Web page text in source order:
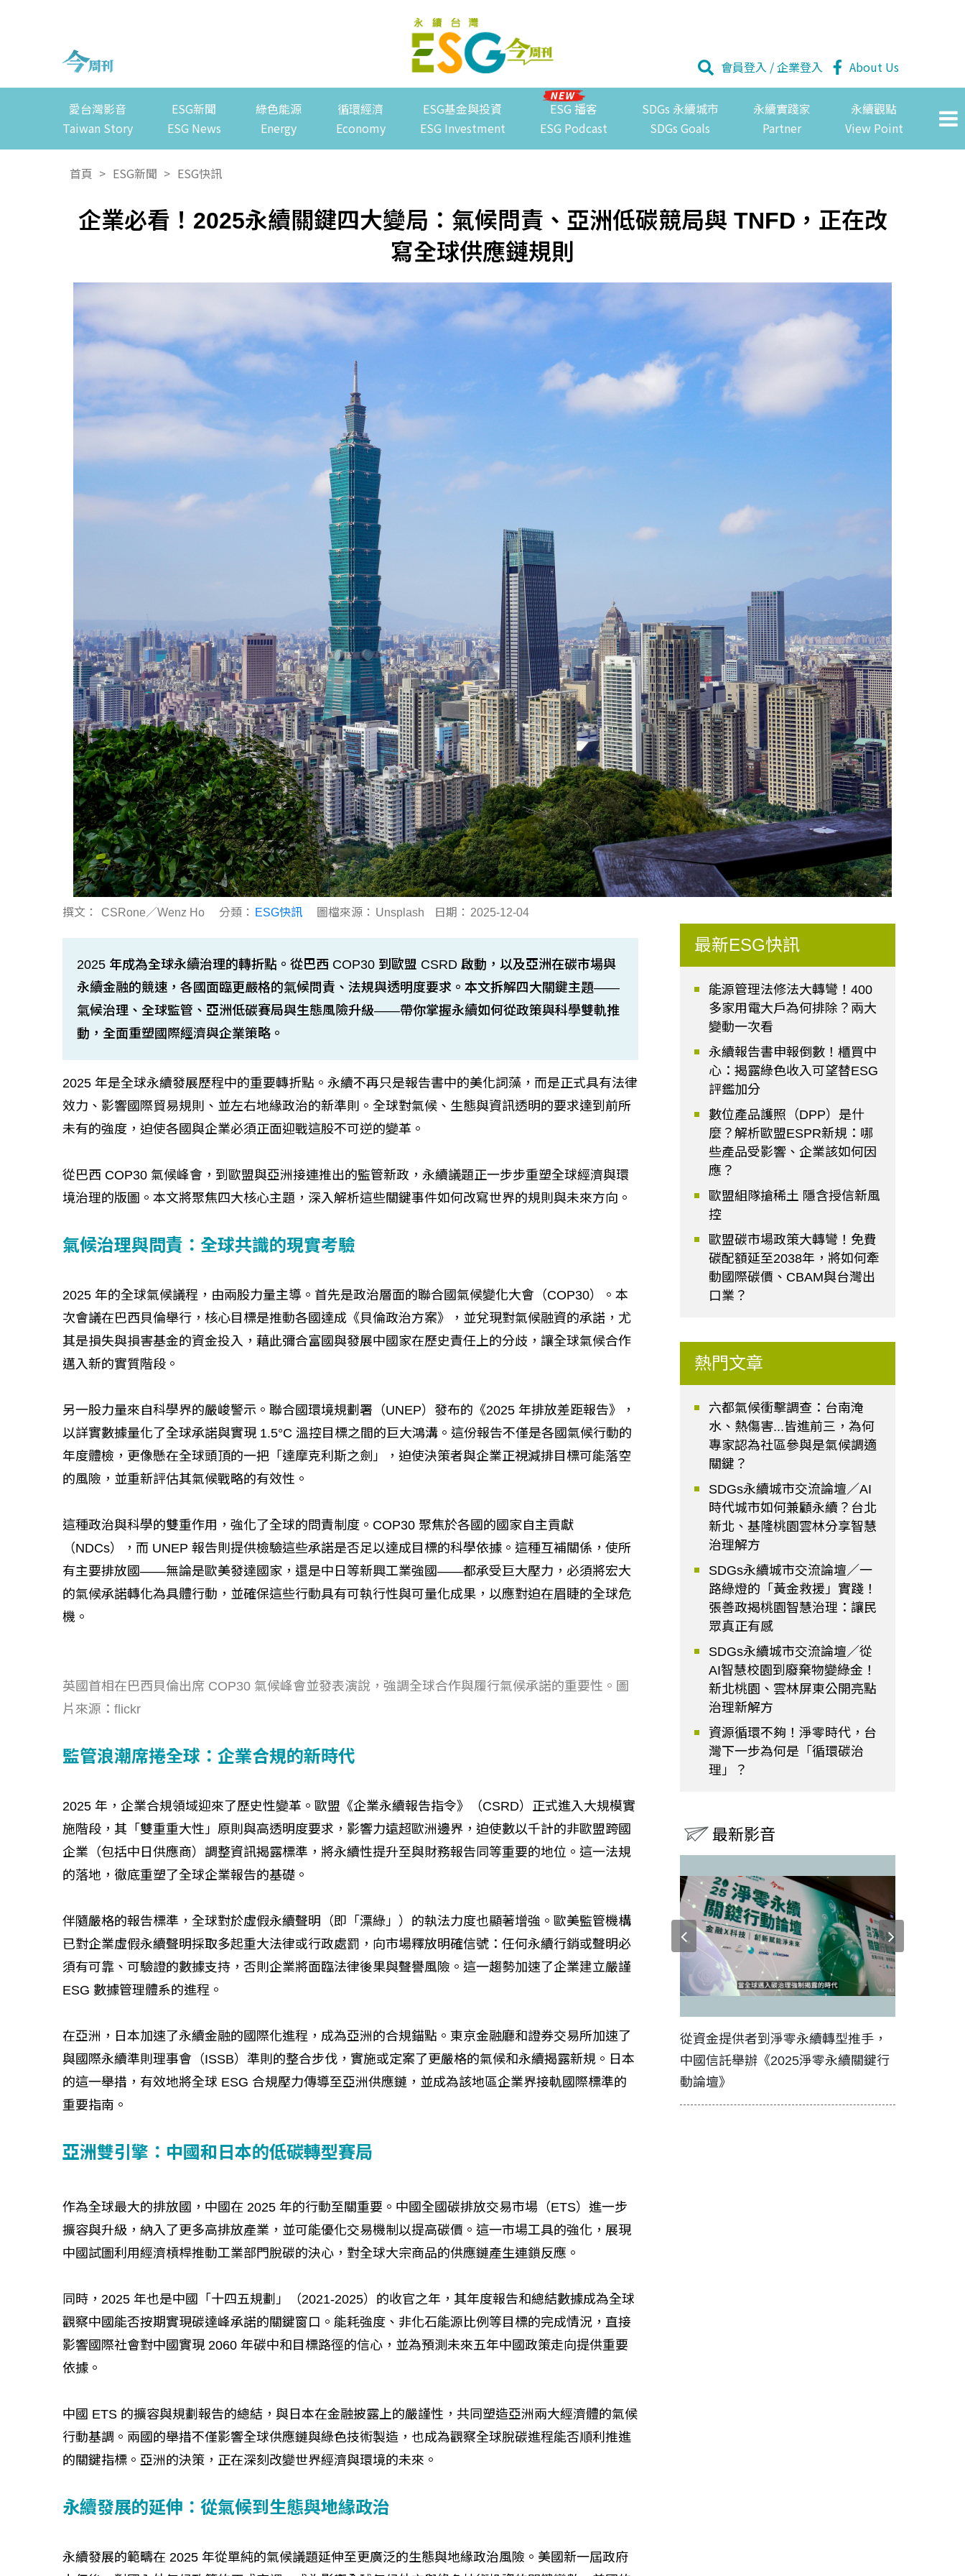
會員登入 /企業登入 About Us
愛台灣影音
Taiwan Story
ESG新聞
ESG News
綠色能源
Energy
循環經濟
Economy
ESG基金與投資
ESG Investment
ESG 播客
ESG Podcast
SDGs 永續城市
SDGs Goals
永續實踐家
Partner
永續觀點
View Point
首頁 > ESG新聞 > ESG快訊
企業必看！2025永續關鍵四大變局：氣候問責、亞洲低碳競局與 TNFD，正在改
寫全球供應鏈規則
撰文： CSRone／Wenz Ho 分類： ESG快訊 圖檔來源： Unsplash 日期： 2025-12-04
2025 年成為全球永續治理的轉折點。從巴西 COP30 到歐盟 CSRD 啟動，以及亞洲在碳市場與
永續金融的競速，各國面臨更嚴格的氣候問責、法規與透明度要求。本文拆解四大關鍵主題——
氣候治理、全球監管、亞洲低碳賽局與生態風險升級——帶你掌握永續如何從政策與科學雙軌推
動，全面重塑國際經濟與企業策略。
2025 年是全球永續發展歷程中的重要轉折點。永續不再只是報告書中的美化詞藻，而是正式具有法律
效力、影響國際貿易規則、並左右地緣政治的新準則。全球對氣候、生態與資訊透明的要求達到前所
未有的強度，迫使各國與企業必須正面迎戰這股不可逆的變革。
從巴西 COP30 氣候峰會，到歐盟與亞洲接連推出的監管新政，永續議題正一步步重塑全球經濟與環
境治理的版圖。本文將聚焦四大核心主題，深入解析這些關鍵事件如何改寫世界的規則與未來方向。
氣候治理與問責：全球共識的現實考驗
2025 年的全球氣候議程，由兩股力量主導。首先是政治層面的聯合國氣候變化大會（COP30）。本
次會議在巴西貝倫舉行，核心目標是推動各國達成《貝倫政治方案》，並兌現對氣候融資的承諾，尤
其是損失與損害基金的資金投入，藉此彌合富國與發展中國家在歷史責任上的分歧，讓全球氣候合作
邁入新的實質階段。
另一股力量來自科學界的嚴峻警示。聯合國環境規劃署（UNEP）發布的《2025 年排放差距報告》，
以詳實數據量化了全球承諾與實現 1.5°C 溫控目標之間的巨大鴻溝。這份報告不僅是各國氣候行動的
年度體檢，更像懸在全球頭頂的一把「達摩克利斯之劍」，迫使決策者與企業正視減排目標可能落空
的風險，並重新評估其氣候戰略的有效性。
這種政治與科學的雙重作用，強化了全球的問責制度。COP30 聚焦於各國的國家自主貢獻
（NDCs），而 UNEP 報告則提供檢驗這些承諾是否足以達成目標的科學依據。這種互補關係，使所
有主要排放國——無論是歐美發達國家，還是中日等新興工業強國——都承受巨大壓力，必須將宏大
的氣候承諾轉化為具體行動，並確保這些行動具有可執行性與可量化成果，以應對迫在眉睫的全球危
機。
英國首相在巴西貝倫出席 COP30 氣候峰會並發表演說，強調全球合作與履行氣候承諾的重要性。圖
片來源：flickr
監管浪潮席捲全球：企業合規的新時代
2025 年，企業合規領域迎來了歷史性變革。歐盟《企業永續報告指令》（CSRD）正式進入大規模實
施階段，其「雙重重大性」原則與高透明度要求，影響力遠超歐洲邊界，迫使數以千計的非歐盟跨國
企業（包括中日供應商）調整資訊揭露標準，將永續性提升至與財務報告同等重要的地位。這一法規
的落地，徹底重塑了全球企業報告的基礎。
伴隨嚴格的報告標準，全球對於虛假永續聲明（即「漂綠」）的執法力度也顯著增強。歐美監管機構
已對企業虛假永續聲明採取多起重大法律或行政處罰，向市場釋放明確信號：任何永續行銷或聲明必
須有可靠、可驗證的數據支持，否則企業將面臨法律後果與聲譽風險。這一趨勢加速了企業建立嚴謹
ESG 數據管理體系的進程。
在亞洲，日本加速了永續金融的國際化進程，成為亞洲的合規錨點。東京金融廳和證券交易所加速了
與國際永續準則理事會（ISSB）準則的整合步伐，實施或定案了更嚴格的氣候和永續揭露新規。日本
的這一舉措，有效地將全球 ESG 合規壓力傳導至亞洲供應鏈，並成為該地區企業界接軌國際標準的
重要指南。
亞洲雙引擎：中國和日本的低碳轉型賽局
作為全球最大的排放國，中國在 2025 年的行動至關重要。中國全國碳排放交易市場（ETS）進一步
擴容與升級，納入了更多高排放產業，並可能優化交易機制以提高碳價。這一市場工具的強化，展現
中國試圖利用經濟槓桿推動工業部門脫碳的決心，對全球大宗商品的供應鏈產生連鎖反應。
同時，2025 年也是中國「十四五規劃」（2021-2025）的收官之年，其年度報告和總結數據成為全球
觀察中國能否按期實現碳達峰承諾的關鍵窗口。能耗強度、非化石能源比例等目標的完成情況，直接
影響國際社會對中國實現 2060 年碳中和目標路徑的信心，並為預測未來五年中國政策走向提供重要
依據。
中國 ETS 的擴容與規劃報告的總結，與日本在金融披露上的嚴謹性，共同塑造亞洲兩大經濟體的氣候
行動基調。兩國的舉措不僅影響全球供應鏈與綠色技術製造，也成為觀察全球脫碳進程能否順利推進
的關鍵指標。亞洲的決策，正在深刻改變世界經濟與環境的未來。
永續發展的延伸：從氣候到生態與地緣政治
永續發展的範疇在 2025 年從單純的氣候議題延伸至更廣泛的生態與地緣政治風險。美國新一屆政府
最新ESG快訊
能源管理法修法大轉彎！400
多家用電大戶為何排除？兩大
變動一次看
永續報告書申報倒數！櫃買中
心：揭露綠色收入可望替ESG
評鑑加分
數位產品護照（DPP）是什
麼？解析歐盟ESPR新規：哪
些產品受影響、企業該如何因
應？
歐盟組隊搶稀土 隱含授信新風
控
歐盟碳市場政策大轉彎！免費
碳配額延至2038年，將如何牽
動國際碳價、CBAM與台灣出
口業？
熱門文章
六都氣候衝擊調查：台南淹
水、熱傷害...皆進前三，為何
專家認為社區參與是氣候調適
關鍵？
SDGs永續城市交流論壇／AI
時代城市如何兼顧永續？台北
新北、基隆桃園雲林分享智慧
治理解方
SDGs永續城市交流論壇／一
路綠燈的「黃金救援」實踐！
張善政揭桃園智慧治理：讓民
眾真正有感
SDGs永續城市交流論壇／從
AI智慧校園到廢棄物變綠金！
新北桃園、雲林屏東公開亮點
治理新解方
資源循環不夠！淨零時代，台
灣下一步為何是「循環碳治
理」？
最新影音
如何守護每個生命的轉折點？ 醫務社
工改變病患命運的真實故事
【故事精華】從黑暗到光明 見證醫務
社工如何改變生命的故事
從資金提供者到淨零永續轉型推手，
中國信託舉辦《2025淨零永續關鍵行
動論壇》